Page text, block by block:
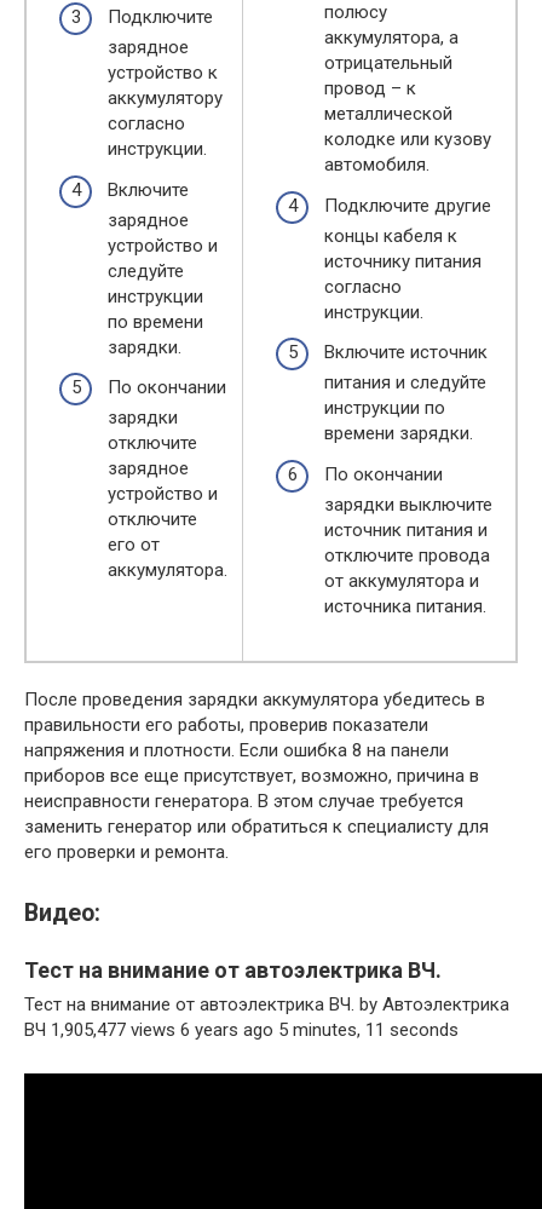
Подключите
зарядное
устройство к
аккумулятору
согласно
инструкции.
Включите
зарядное
устройство и
следуйте
инструкции
по времени
зарядки.
По окончании
зарядки
отключите
зарядное
устройство и
отключите
его от
аккумулятора.
полюсу
аккумулятора, а
отрицательный
провод – к
металлической
колодке или кузову
автомобиля.
Подключите другие
концы кабеля к
источнику питания
согласно
инструкции.
Включите источник
питания и следуйте
инструкции по
времени зарядки.
По окончании
зарядки выключите
источник питания и
отключите провода
от аккумулятора и
источника питания.
После проведения зарядки аккумулятора убедитесь в
правильности его работы, проверив показатели
напряжения и плотности. Если ошибка 8 на панели
приборов все еще присутствует, возможно, причина в
неисправности генератора. В этом случае требуется
заменить генератор или обратиться к специалисту для
его проверки и ремонта.
Видео:
Тест на внимание от автоэлектрика ВЧ.
Тест на внимание от автоэлектрика ВЧ. by Автоэлектрика
ВЧ 1,905,477 views 6 years ago 5 minutes, 11 seconds